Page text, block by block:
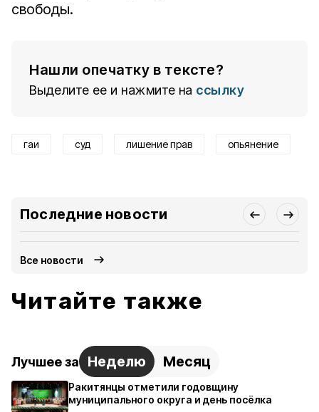
свободы.
Нашли опечатку в тексте?
Выделите ее и нажмите на ссылку
гаи суд лишение прав опьянение
Последние новости
Все новости
Читайте также
Лучшее за Неделю Месяц
Ракитянцы отметили годовщину
муниципального округа и день посёлка